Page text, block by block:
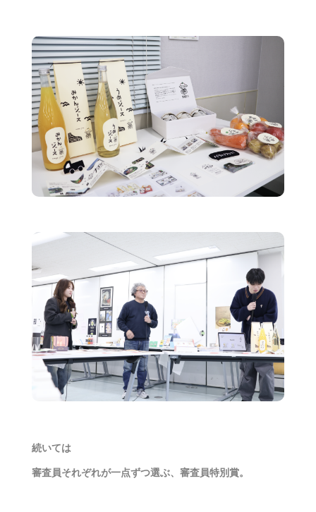
続いては
審査員それぞれが一点ずつ選ぶ、審査員特別賞。